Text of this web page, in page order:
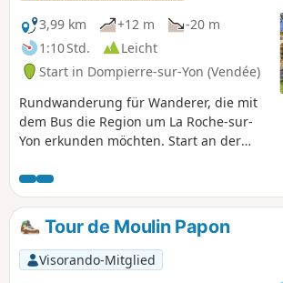
3,99 km
+12 m
-20 m
1:10 Std.
Leicht
Start in Dompierre-sur-Yon (Vendée)
Rundwanderung für Wanderer, die mit
dem Bus die Region um La Roche-sur-
Yon erkunden möchten. Start an der
zwischen La Roche-sur-Yon und
Dompierre-sur-Yon. Sie besuchen das
alte Dorf, bevor Sie die Rundwanderung
um den See machen. Anfahrt mit der
Buslinie 10 – Haltestelle Berthelière
Tour de Moulin Papon
Visorando-Mitglied